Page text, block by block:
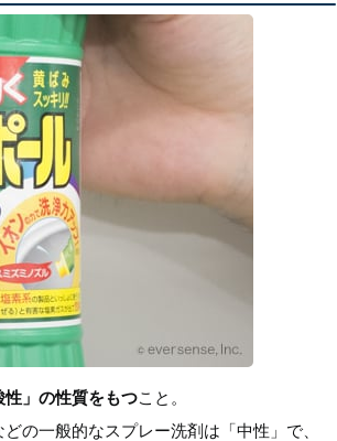
」の性質をもつこと。
の一般的なスプレー洗剤は「中性」で、